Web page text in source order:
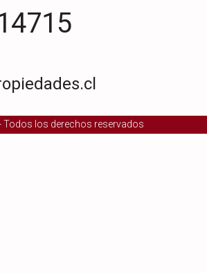
Todos los derechos reservados